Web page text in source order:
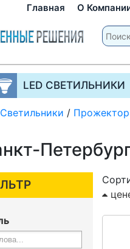
Главная О
LED СВЕТИЛЬНИКИ
/